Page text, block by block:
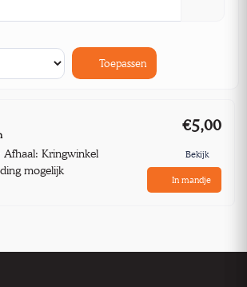
Toepassen
Afhaal: Kringwinkel
mogelijk
€5,00
Bekijk
In mandje